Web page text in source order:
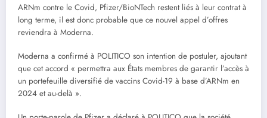
ARNm contre le Covid, Pfizer/BioNTech restent liés à leur contrat à
long terme, il est donc probable que ce nouvel appel d’offres
reviendra à Moderna.
Moderna a confirmé à POLITICO son intention de postuler, ajoutant
que cet accord « permettra aux États membres de garantir l’accès à
un portefeuille diversifié de vaccins Covid-19 à base d’ARNm en
2024 et au-delà ».